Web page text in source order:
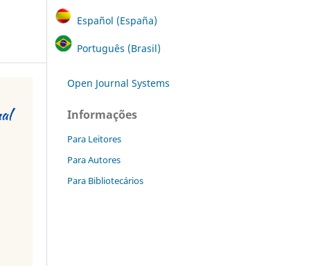
Español (España)
Português (Brasil)
Open Journal Systems
Informações
Para Leitores
Para Autores
Para Bibliotecários